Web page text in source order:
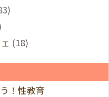
(18)
！性教育